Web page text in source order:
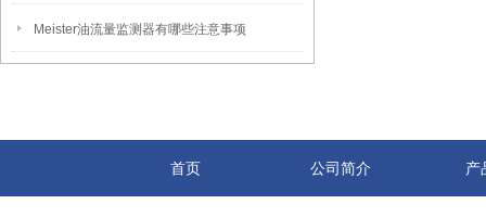
Meister油流量监测器有哪些注意事项
首页 公司简介 产